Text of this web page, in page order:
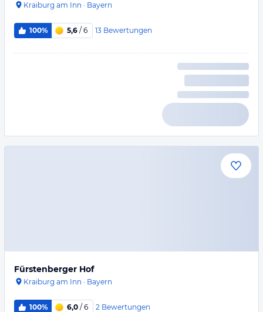
Kraiburg am Inn · Bayern
100% 5,6 / 6 13 Bewertungen
Fürstenberger Hof
Kraiburg am Inn · Bayern
100% 6,0 / 6 2 Bewertungen